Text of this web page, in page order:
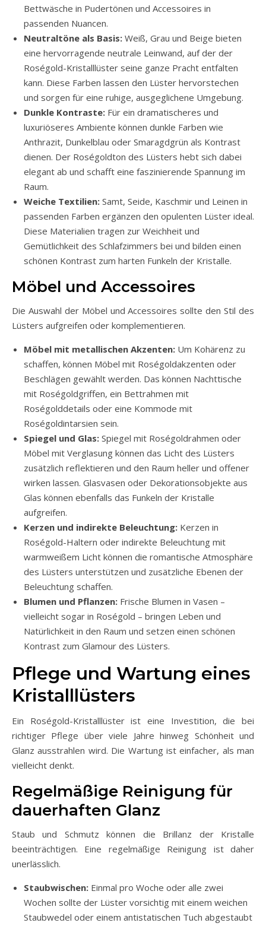
Bettwäsche in Pudertönen und Accessoires in
passenden Nuancen.
Neutraltöne als Basis: Weiß, Grau und Beige bieten
eine hervorragende neutrale Leinwand, auf der der
Roségold-Kristalllüster seine ganze Pracht entfalten
kann. Diese Farben lassen den Lüster hervorstechen
und sorgen für eine ruhige, ausgeglichene Umgebung.
Dunkle Kontraste: Für ein dramatischeres und
luxuriöseres Ambiente können dunkle Farben wie
Anthrazit, Dunkelblau oder Smaragdgrün als Kontrast
dienen. Der Roségoldton des Lüsters hebt sich dabei
elegant ab und schafft eine faszinierende Spannung im
Raum.
Weiche Textilien: Samt, Seide, Kaschmir und Leinen in
passenden Farben ergänzen den opulenten Lüster ideal.
Diese Materialien tragen zur Weichheit und
Gemütlichkeit des Schlafzimmers bei und bilden einen
schönen Kontrast zum harten Funkeln der Kristalle.
Möbel und Accessoires
Die Auswahl der Möbel und Accessoires sollte den Stil des
Lüsters aufgreifen oder komplementieren.
Möbel mit metallischen Akzenten: Um Kohärenz zu
schaffen, können Möbel mit Roségoldakzenten oder
Beschlägen gewählt werden. Das können Nachttische
mit Roségoldgriffen, ein Bettrahmen mit
Roségolddetails oder eine Kommode mit
Roségoldintarsien sein.
Spiegel und Glas: Spiegel mit Roségoldrahmen oder
Möbel mit Verglasung können das Licht des Lüsters
zusätzlich reflektieren und den Raum heller und offener
wirken lassen. Glasvasen oder Dekorationsobjekte aus
Glas können ebenfalls das Funkeln der Kristalle
aufgreifen.
Kerzen und indirekte Beleuchtung: Kerzen in
Roségold-Haltern oder indirekte Beleuchtung mit
warmweißem Licht können die romantische Atmosphäre
des Lüsters unterstützen und zusätzliche Ebenen der
Beleuchtung schaffen.
Blumen und Pflanzen: Frische Blumen in Vasen –
vielleicht sogar in Roségold – bringen Leben und
Natürlichkeit in den Raum und setzen einen schönen
Kontrast zum Glamour des Lüsters.
Pflege und Wartung eines
Kristalllüsters
Ein Roségold-Kristalllüster ist eine Investition, die bei
richtiger Pflege über viele Jahre hinweg Schönheit und
Glanz ausstrahlen wird. Die Wartung ist einfacher, als man
vielleicht denkt.
Regelmäßige Reinigung für
dauerhaften Glanz
Staub und Schmutz können die Brillanz der Kristalle
beeinträchtigen. Eine regelmäßige Reinigung ist daher
unerlässlich.
Staubwischen: Einmal pro Woche oder alle zwei
Wochen sollte der Lüster vorsichtig mit einem weichen
Staubwedel oder einem antistatischen Tuch abgestaubt